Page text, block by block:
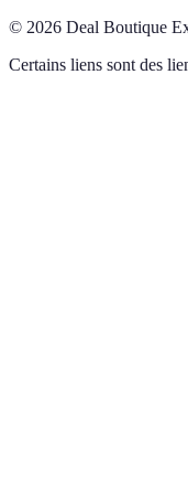
© 2026 Deal Boutique
Certains liens sont des